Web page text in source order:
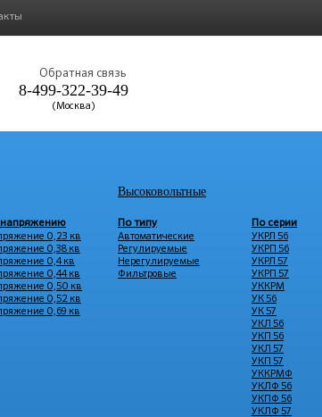
Обратная связь
8-499-322-39-49
(Москва)
напряжению
0,23 кв
0,38 кв
0,4 кв
0,44 кв
0,50 кв
0,52 кв
0,69 кв
Высоковольтные
По типу
Автоматические
Регулируемые
Нерегулируемые
Фильтровые
По серии
УКРЛ 56
УКРП 56
УКРЛ 57
УКРП 57
УККРМ
УК 56
УК 57
УКЛ 56
УКП 56
УКЛ 57
УКП 57
УККРМФ
УКЛФ 56
УКПФ 56
УКЛФ 57